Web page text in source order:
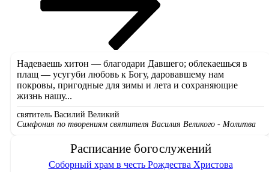
Надеваешь хитон — благодари Давшего; облекаешься в
плащ — усугуби любовь к Богу, даровавшему нам
покровы, пригодные для зимы и лета и сохраняющие
жизнь нашу...
святитель Василий Великий
Симфония по творениям святителя Василия Великого - Молитва
Расписание богослужений
Соборный храм в честь Рождества Христова